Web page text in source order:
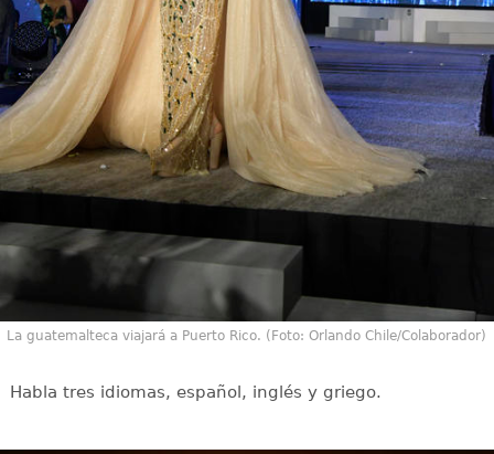
La guatemalteca viajará a Puerto Rico. (Foto: Orlando Chile/Colaborador)
Habla tres idiomas, español, inglés y griego.